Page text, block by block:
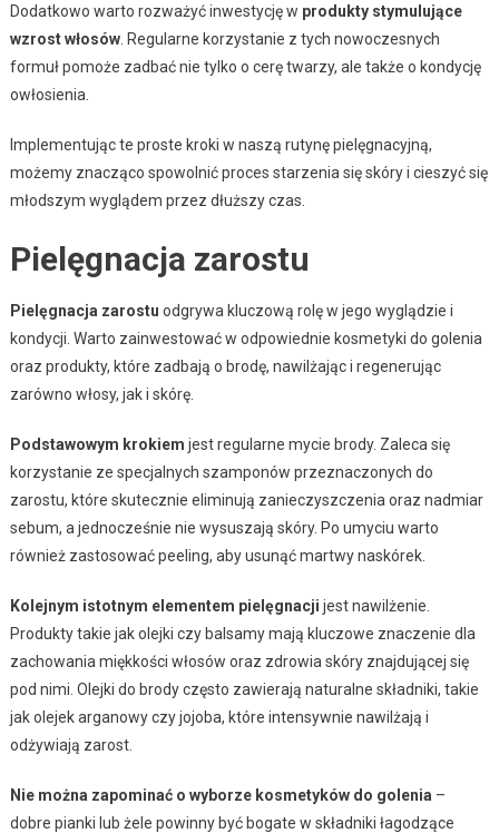
Dodatkowo warto rozważyć inwestycję w produkty stymulujące
wzrost włosów. Regularne korzystanie z tych nowoczesnych
formuł pomoże zadbać nie tylko o cerę twarzy, ale także o kondycję
owłosienia.
Implementując te proste kroki w naszą rutynę pielęgnacyjną,
możemy znacząco spowolnić proces starzenia się skóry i cieszyć się
młodszym wyglądem przez dłuższy czas.
Pielęgnacja zarostu
Pielęgnacja zarostu odgrywa kluczową rolę w jego wyglądzie i
kondycji. Warto zainwestować w odpowiednie kosmetyki do golenia
oraz produkty, które zadbają o brodę, nawilżając i regenerując
zarówno włosy, jak i skórę.
Podstawowym krokiem jest regularne mycie brody. Zaleca się
korzystanie ze specjalnych szamponów przeznaczonych do
zarostu, które skutecznie eliminują zanieczyszczenia oraz nadmiar
sebum, a jednocześnie nie wysuszają skóry. Po umyciu warto
również zastosować peeling, aby usunąć martwy naskórek.
Kolejnym istotnym elementem pielęgnacji jest nawilżenie.
Produkty takie jak olejki czy balsamy mają kluczowe znaczenie dla
zachowania miękkości włosów oraz zdrowia skóry znajdującej się
pod nimi. Olejki do brody często zawierają naturalne składniki, takie
jak olejek arganowy czy jojoba, które intensywnie nawilżają i
odżywiają zarost.
Nie można zapominać o wyborze kosmetyków do golenia –
dobre pianki lub żele powinny być bogate w składniki łagodzące